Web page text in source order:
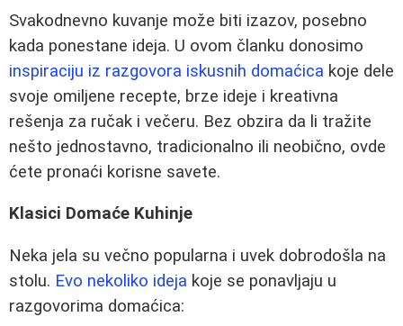
Svakodnevno kuvanje može biti izazov, posebno
kada ponestane ideja. U ovom članku donosimo
inspiraciju iz razgovora iskusnih domaćica koje dele
svoje omiljene recepte, brze ideje i kreativna
rešenja za ručak i večeru. Bez obzira da li tražite
nešto jednostavno, tradicionalno ili neobično, ovde
ćete pronaći korisne savete.
Klasici Domaće Kuhinje
Neka jela su večno popularna i uvek dobrodošla na
stolu. Evo nekoliko ideja koje se ponavljaju u
razgovorima domaćica: